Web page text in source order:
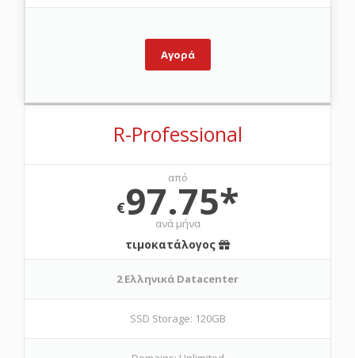
Αγορά
R-Professional
από
€97.75*
ανά μήνα
τιμοκατάλογος
2 Ελληνικά Datacenter
SSD Storage: 120GB